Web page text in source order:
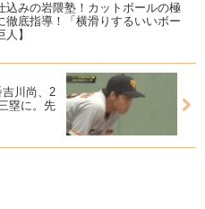
込みの岩隈塾！カットボールの極
徹底指導！「横滑りするいいボー
】
吉川尚、2
塁に。先